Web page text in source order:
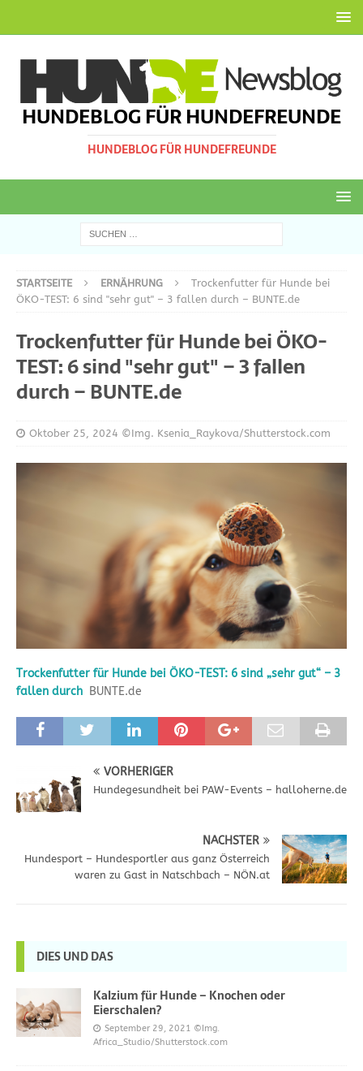
HUNDEBLOG FÜR HUNDEFREUNDE
HUNDEBLOG FÜR HUNDEFREUNDE
STARTSEITE ERNÄHRUNG
Trockenfutter für Hunde bei
ÖKO-TEST: 6 sind "sehr gut" – 3 fallen durch – BUNTE.de
Trockenfutter für Hunde bei ÖKO-
TEST: 6 sind "sehr gut" – 3 fallen
durch – BUNTE.de
Oktober 25, 2024 ©Img. Ksenia_Raykova/Shutterstock.com
Trockenfutter für Hunde bei ÖKO-TEST: 6 sind „sehr gut“ – 3
fallen durch BUNTE.de
VORHERIGER
Hundegesundheit bei PAW-Events – halloherne.de
NÄCHSTER
Hundesport – Hundesportler aus ganz Österreich
waren zu Gast in Natschbach – NÖN.at
DIES UND DAS
Kalzium für Hunde – Knochen oder
Eierschalen?
September 29, 2021 ©Img.
Africa_Studio/Shutterstock.com